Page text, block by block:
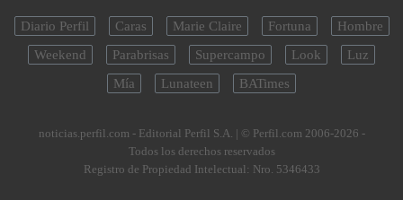
Diario Perfil Caras Marie Claire Fortuna
Hombre
Weekend
Parabrisas Supercampo Look
Luz
Mía
Lunateen BATimes
noticias.perfil.com - Editorial Perfil S.A. | © Perfil.com 2006-2026 -
Todos los derechos reservados
Registro de Propiedad Intelectual: Nro. 5346433